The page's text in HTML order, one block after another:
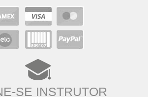
SE INSTRUTOR